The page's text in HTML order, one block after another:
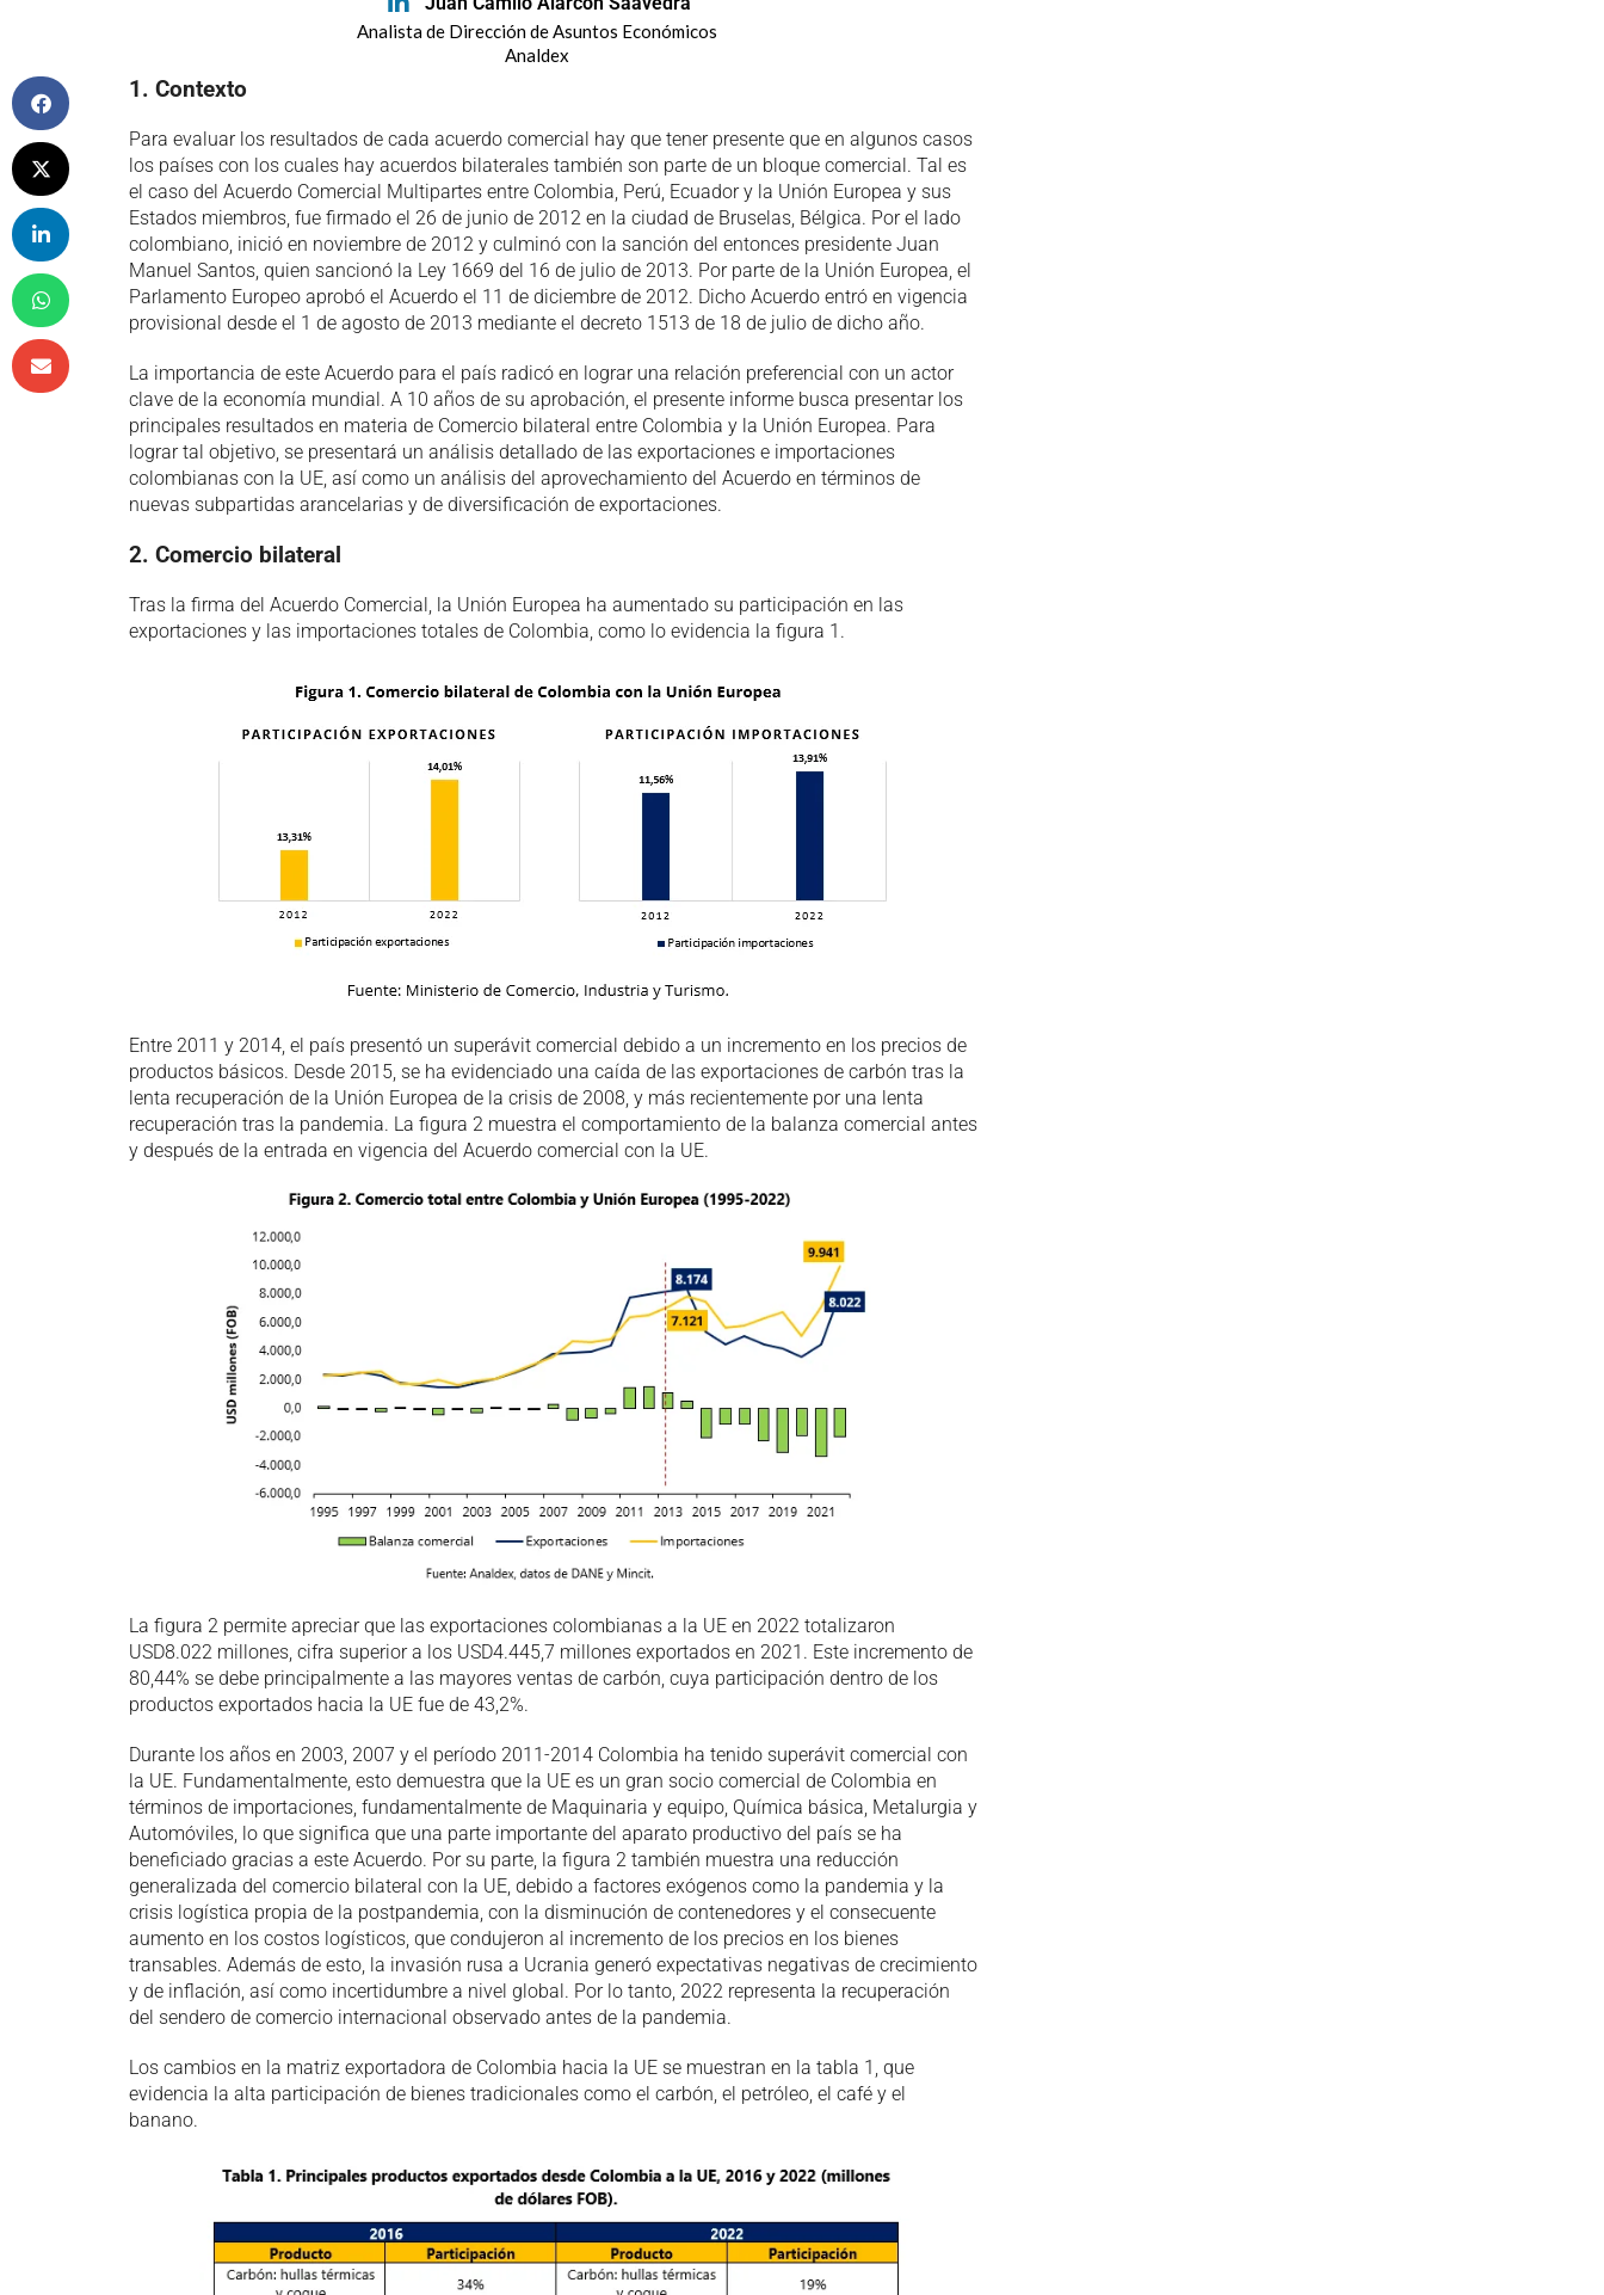
Analista de Dirección de Asuntos Económicos
Analdex
1. Contexto
Para evaluar los resultados de cada acuerdo comercial hay que tener presente que en algunos casos
los países con los cuales hay acuerdos bilaterales también son parte de un bloque comercial. Tal es
el caso del Acuerdo Comercial Multipartes entre Colombia, Perú, Ecuador y la Unión Europea y sus
Estados miembros, fue firmado el 26 de junio de 2012 en la ciudad de Bruselas, Bélgica. Por el lado
colombiano, inició en noviembre de 2012 y culminó con la sanción del entonces presidente Juan
Manuel Santos, quien sancionó la Ley 1669 del 16 de julio de 2013. Por parte de la Unión Europea, el
Parlamento Europeo aprobó el Acuerdo el 11 de diciembre de 2012. Dicho Acuerdo entró en vigencia
provisional desde el 1 de agosto de 2013 mediante el decreto 1513 de 18 de julio de dicho año.
La importancia de este Acuerdo para el país radicó en lograr una relación preferencial con un actor
clave de la economía mundial. A 10 años de su aprobación, el presente informe busca presentar los
principales resultados en materia de Comercio bilateral entre Colombia y la Unión Europea. Para
lograr tal objetivo, se presentará un análisis detallado de las exportaciones e importaciones
colombianas con la UE, así como un análisis del aprovechamiento del Acuerdo en términos de
nuevas subpartidas arancelarias y de diversificación de exportaciones.
2. Comercio bilateral
Tras la firma del Acuerdo Comercial, la Unión Europea ha aumentado su participación en las
exportaciones y las importaciones totales de Colombia, como lo evidencia la figura 1.
Entre 2011 y 2014, el país presentó un superávit comercial debido a un incremento en los precios de
productos básicos. Desde 2015, se ha evidenciado una caída de las exportaciones de carbón tras la
lenta recuperación de la Unión Europea de la crisis de 2008, y más recientemente por una lenta
recuperación tras la pandemia. La figura 2 muestra el comportamiento de la balanza comercial antes
y después de la entrada en vigencia del Acuerdo comercial con la UE.
La figura 2 permite apreciar que las exportaciones colombianas a la UE en 2022 totalizaron
USD8.022 millones, cifra superior a los USD4.445,7 millones exportados en 2021. Este incremento de
80,44% se debe principalmente a las mayores ventas de carbón, cuya participación dentro de los
productos exportados hacia la UE fue de 43,2%.
Durante los años en 2003, 2007 y el período 2011-2014 Colombia ha tenido superávit comercial con
la UE. Fundamentalmente, esto demuestra que la UE es un gran socio comercial de Colombia en
términos de importaciones, fundamentalmente de Maquinaria y equipo, Química básica, Metalurgia y
Automóviles, lo que significa que una parte importante del aparato productivo del país se ha
beneficiado gracias a este Acuerdo. Por su parte, la figura 2 también muestra una reducción
generalizada del comercio bilateral con la UE, debido a factores exógenos como la pandemia y la
crisis logística propia de la postpandemia, con la disminución de contenedores y el consecuente
aumento en los costos logísticos, que condujeron al incremento de los precios en los bienes
transables. Además de esto, la invasión rusa a Ucrania generó expectativas negativas de crecimiento
y de inflación, así como incertidumbre a nivel global. Por lo tanto, 2022 representa la recuperación
del sendero de comercio internacional observado antes de la pandemia.
Los cambios en la matriz exportadora de Colombia hacia la UE se muestran en la tabla 1, que
evidencia la alta participación de bienes tradicionales como el carbón, el petróleo, el café y el
banano.